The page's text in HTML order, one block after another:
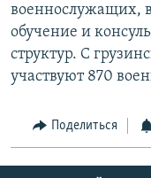
военнослужащих,
обучение и
структур. С
участвуют 870
Поделиться